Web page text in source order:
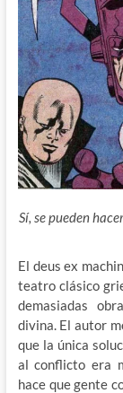
Sí, se pueden
El deus ex
teatro clásico
demasiadas
divina. El autor
que la única
al conflicto era
hace que gente